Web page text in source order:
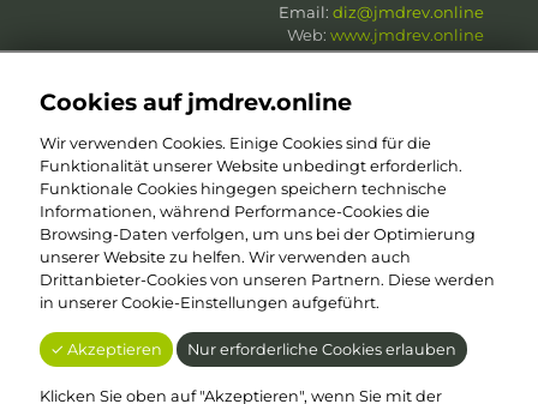
Email: diz@jmdrev.online
Web: www.jmdrev.online
Web:www.reprint-publications.com
in Zusammenarbeit mit
PharmKomm| Damian Binger
Am alten Güterbahnhof 43
50825 Köln
Tel.: +49 (0) 1 60 – 6 78 01 01
Web:www.jmdrev.online
Web:www.pharmkomm.de
Cookies auf jmdrev.online
Wir verwenden Cookies. Einige Cookies sind für die
Funktionalität unserer Website unbedingt erforderlich.
Funktionale Cookies hingegen speichern technische
Informationen, während Performance-Cookies die
Browsing-Daten verfolgen, um uns bei der Optimierung
unserer Website zu helfen. Wir verwenden auch
Drittanbieter-Cookies von unseren Partnern. Diese werden
in unserer Cookie-Einstellungen aufgeführt.
✓ Akzeptieren Nur erforderliche Cookies erlauben
Klicken Sie oben auf "Akzeptieren", wenn Sie mit der